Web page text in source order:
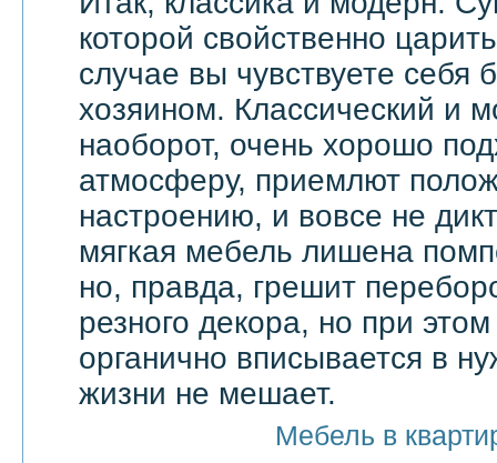
которой свойственно
случае вы чувствуете себя
хозяином. Классический и
наоборот, очень хорошо
атмосферу, приемлют
настроению, и вовсе не
мягкая мебель лишена
но, правда, грешит
резного декора, но при
органично вписывается в
жизни не мешает.
Мебель в